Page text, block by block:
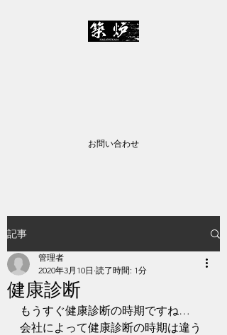
お問い合わせ
記事
健康診断
管理者
2020年3月10日 読了時間: 1分
もうすぐ健康診断の時期ですね…
会社によって健康診断の時期は違う